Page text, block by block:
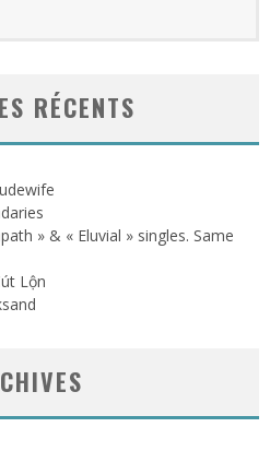
RÉCENTS
» & « Eluvial » singles. Same
Lộn